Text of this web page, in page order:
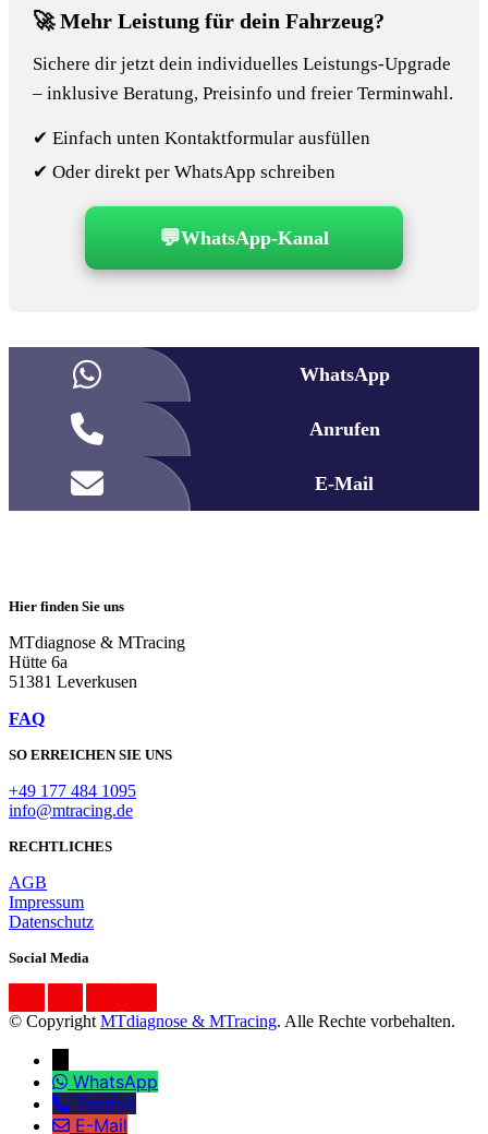
🚀 Mehr Leistung für dein Fahrzeug?
Sichere dir jetzt dein individuelles Leistungs-Upgrade
– inklusive Beratung, Preisinfo und freier Terminwahl.
✔ Einfach unten Kontaktformular ausfüllen
✔ Oder direkt per WhatsApp schreiben
💬WhatsApp-Kanal
WhatsApp
Anrufen
E-Mail
Hier finden Sie uns
MTdiagnose & MTracing
Hütte 6a
51381 Leverkusen
FAQ
SO ERREICHEN SIE UNS
+49 177 484 1095
info@mtracing.de
RECHTLICHES
AGB
Impressum
Datenschutz
Social Media
© Copyright MTdiagnose & MTracing. Alle Rechte vorbehalten.
WhatsApp
Telefon
E-Mail